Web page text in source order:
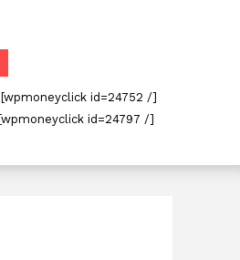
id=24752 /]
id=24797 /]